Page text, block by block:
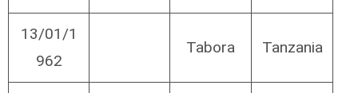
13/01/1
962
Tabora Tanzania